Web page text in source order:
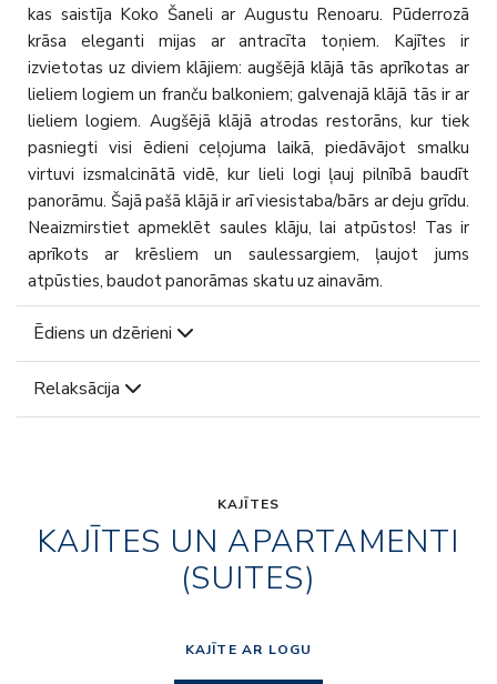
kas saistīja Koko Šaneli ar Augustu Renoaru. Pūderrozā
krāsa eleganti mijas ar antracīta toņiem. Kajītes ir
izvietotas uz diviem klājiem: augšējā klājā tās aprīkotas ar
lieliem logiem un franču balkoniem; galvenajā klājā tās ir ar
lieliem logiem. Augšējā klājā atrodas restorāns, kur tiek
pasniegti visi ēdieni ceļojuma laikā, piedāvājot smalku
virtuvi izsmalcinātā vidē, kur lieli logi ļauj pilnībā baudīt
panorāmu. Šajā pašā klājā ir arī viesistaba/bārs ar deju grīdu.
Neaizmirstiet apmeklēt saules klāju, lai atpūstos! Tas ir
aprīkots ar krēsliem un saulessargiem, ļaujot jums
atpūsties, baudot panorāmas skatu uz ainavām.
Ēdiens un dzērieni
Relaksācija
KAJĪTES
KAJĪTES UN APARTAMENTI
(SUITES)
KAJĪTE AR LOGU